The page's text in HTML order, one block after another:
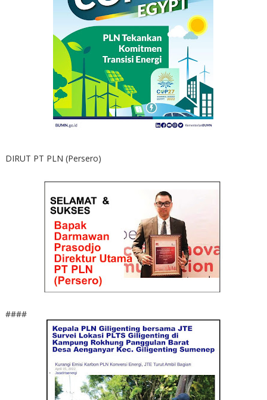
DIRUT PT PLN (Persero)
####